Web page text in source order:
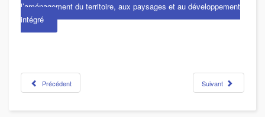
l’aménagement du territoire, aux paysages et au développement
intégré
Précédent Suivant